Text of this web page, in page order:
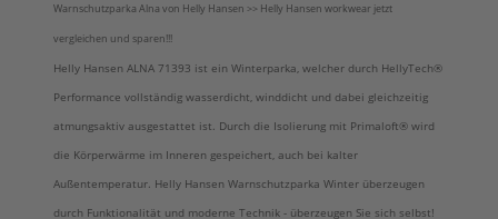
Warnschutzparka Alna von Helly Hansen >> Helly Hansen workwear jetzt
vergleichen und sparen!!!
Helly Hansen ALNA 71393 ist ein Winterparka, welcher durch HellyTech®
Performance vollständig wasserdicht, winddicht und dabei gleichzeitig
atmungsaktiv ausgestattet ist. Durch die Isolierung mit Primaloft® wird
die Körperwärme im Inneren gespeichert, auch bei kalter
Außentemperatur. Helly Hansen Warnschutzparka Winter überzeugen
durch Funktionalität und moderne Technik - überzeugen Sie sich selbst!